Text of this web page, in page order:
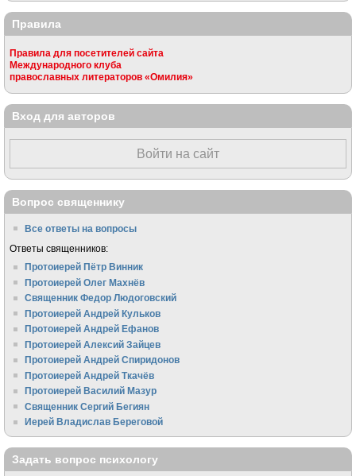
Правила
Правила для посетителей сайта
Международного клуба
православных литераторов «Омилия»
Вход для авторов
Войти на сайт
Вопрос священнику
Все ответы на вопросы
Ответы священников:
Протоиерей Пётр Винник
Протоиерей Олег Махнёв
Священник Федор Людоговский
Протоиерей Андрей Кульков
Протоиерей Андрей Ефанов
Протоиерей Алексий Зайцев
Протоиерей Андрей Спиридонов
Протоиерей Андрей Ткачёв
Протоиерей Василий Мазур
Священник Сергий Бегиян
Иерей Владислав Береговой
Задать вопрос психологу